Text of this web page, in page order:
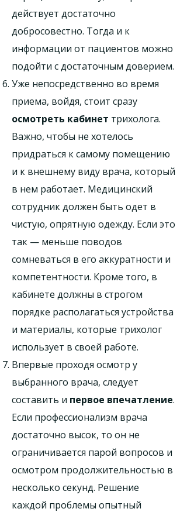
действует достаточно
добросовестно. Тогда и к
информации от пациентов можно
подойти с достаточным доверием.
Уже непосредственно во время
приема, войдя, стоит сразу
осмотреть кабинет трихолога.
Важно, чтобы не хотелось
придраться к самому помещению
и к внешнему виду врача, который
в нем работает. Медицинский
сотрудник должен быть одет в
чистую, опрятную одежду. Если это
так — меньше поводов
сомневаться в его аккуратности и
компетентности. Кроме того, в
кабинете должны в строгом
порядке располагаться устройства
и материалы, которые трихолог
использует в своей работе.
Впервые проходя осмотр у
выбранного врача, следует
составить и первое впечатление.
Если профессионализм врача
достаточно высок, то он не
ограничивается парой вопросов и
осмотром продолжительностью в
несколько секунд. Решение
каждой проблемы опытный